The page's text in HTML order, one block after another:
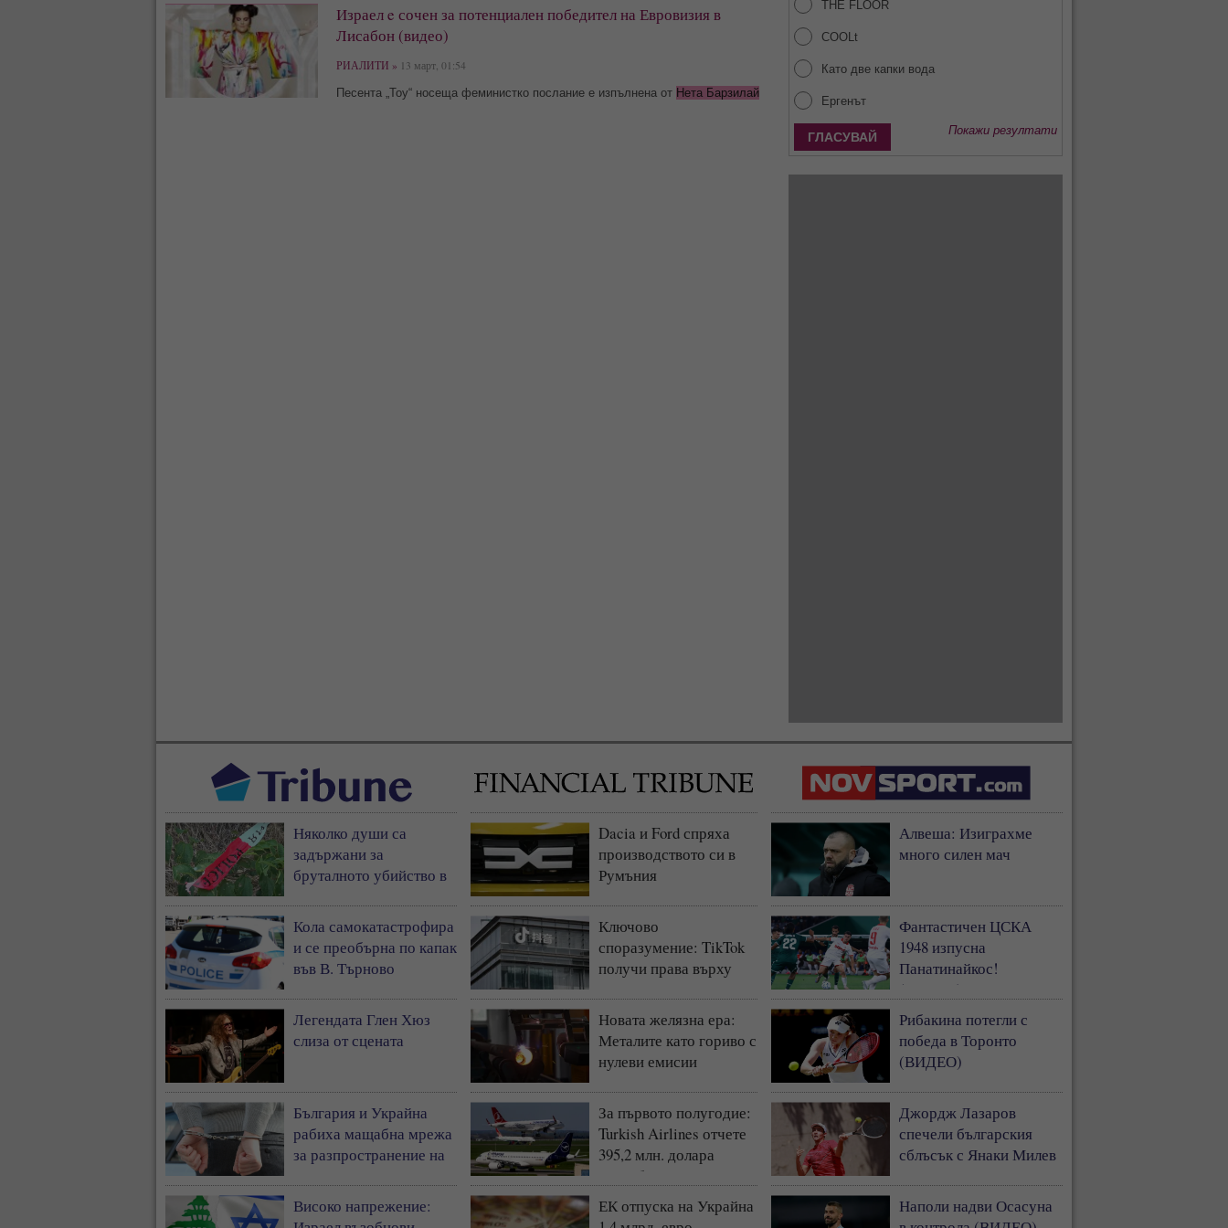
Израел e сочен за потенциален победител на Евровизия в
Лисабон (видео)
РИАЛИТИ » 13 март, 01:54
Песента „Toy“ носеща феминистко послание е изпълнена от Нета Барзилай
THE FLOOR
COOLt
Като две капки вода
Ергенът
Покажи резултати
Няколко души са
задържани за
бруталното убийство в
Кола самокатастрофира
и се преобърна по капак
във В. Търново
Легендата Глен Хюз
слиза от сцената
България и Украйна
рабиха мащабна мрежа
за разпространение на
Високо напрежение:
Dacia и Ford спряха
производството си в
Румъния
Ключово
споразумение: TikTok
получи права върху
продукции на Disney
Новата желязна ера:
Металите като гориво с
нулеви емисии
За първото полугодие:
Turkish Airlines отчете
395,2 млн. долара
печалба
ЕК отпуска на Украйна
Алвеша: Изиграхме
много силен мач
Фантастичен ЦСКА
1948 изпусна
Панатинайкос!
(ВИДЕО)
Рибакина потегли с
победа в Торонто
(ВИДЕО)
Джордж Лазаров
спечели българския
сблъсък с Янаки Милев
Наполи надви Осасуна